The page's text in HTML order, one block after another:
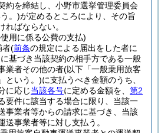
約を締結し、小野市選挙管理委員会
。)が定めるところにより、その旨
ればならない。
用に係る公費の支払)
者(前条の規定による届出をした者に
基づき当該契約の相手方である一般
業者その他の者(以下「一般乗用旅客
という。)に支払うべき金額のうち、
に応じ当該各号に定める金額を、 第2
要件に該当する場合に限り、当該一
事業者等からの請求に基づき、当該
送事業者等に対し支払う。